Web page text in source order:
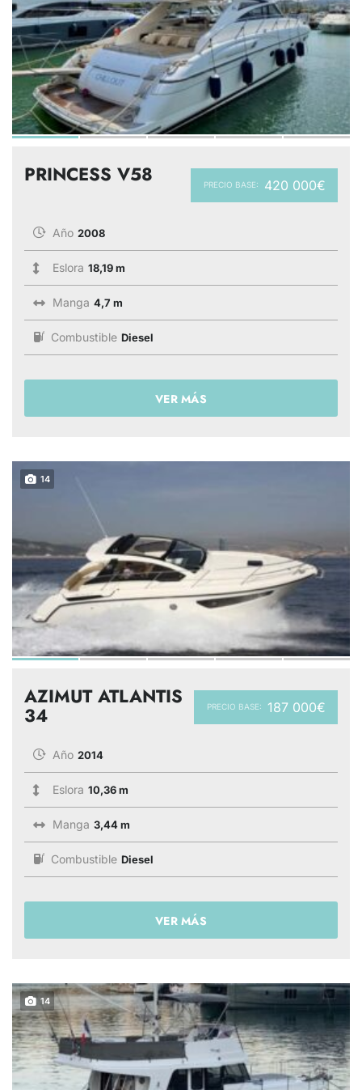
PRECIO BASE: 420 000€
PRINCESS V58
Año 2008
Eslora 18,19 m
Manga 4,7 m
Combustible Diesel
VER MÁS
14
PRECIO BASE: 187 000€
AZIMUT ATLANTIS
34
Año 2014
Eslora 10,36 m
Manga 3,44 m
Combustible Diesel
VER MÁS
14